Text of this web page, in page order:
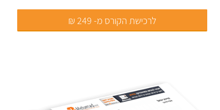
לרכישת הקורס מ- 249 ₪